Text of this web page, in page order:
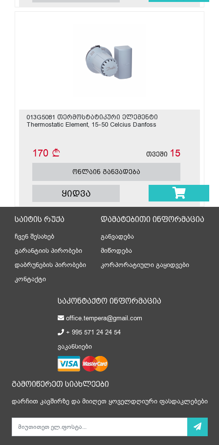
013G5081 თერმოსტატიკური ელემენტი
Thermostatic Element, 15-50 Celcius Danfoss
170 თვეში 15
ონლაინ განვადება
ყიდვა
საიტის რუქა
ჩვენ შესახებ
გარანტიის პირობები
დაბრუნების პირობები
კონტაქტი
დამატებითი ინფორმაცია
განვადება
მიწოდება
კორპორატიული გაყიდვები
საკონტაქტო ინფორმაცია
office.tempera@gmail.com
+ 995 571 24 24 54
ვაკანსიები
გამოიწერეთ სიახლეები
დარჩით კავშირზე და მიიღეთ ყოველდღიური ფასდაკლებები